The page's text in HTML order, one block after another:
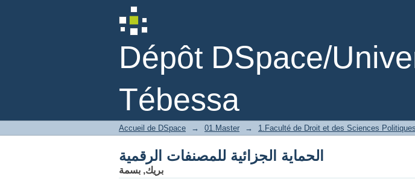
Dépôt DSpace/
Tébessa
الحماية الجزائية للمصنفات الرقمية
Accueil de DSpace → 01.Master → 1.Faculté de Droit et des Sciences Politiques
الحماية الجزائية للمصنفات الرقمية
بريك, بسمة